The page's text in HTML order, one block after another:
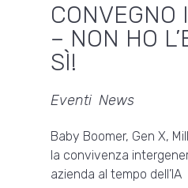
– NON HO
SÌ!
Eventi, News
Baby Boomer, Gen X,
la convivenza
azienda al tempo dell’IA